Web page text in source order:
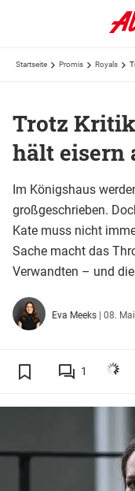
Startseite Promis Royals
Trotz
hält eisern
Im Königshaus
großgeschrieben.
Kate muss nicht
Sache macht das
Verwandten – und
Eva Meeks | 08.
1